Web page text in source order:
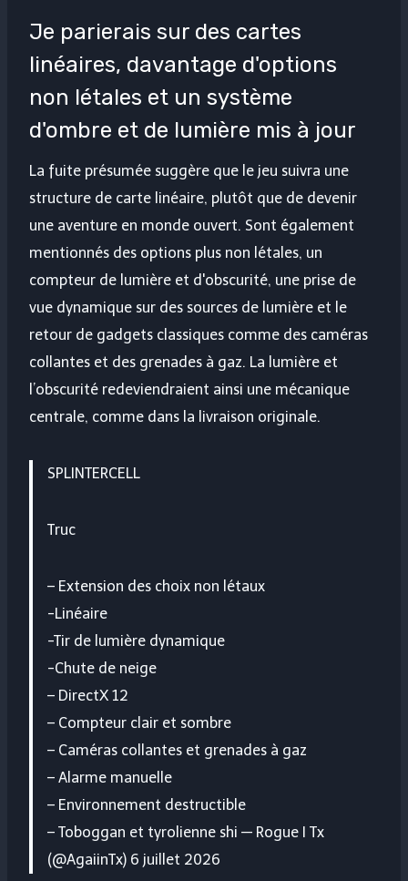
Je parierais sur des cartes
linéaires, davantage d'options
non létales et un système
d'ombre et de lumière mis à jour
La fuite présumée suggère que le jeu suivra une
structure de carte linéaire, plutôt que de devenir
une aventure en monde ouvert. Sont également
mentionnés des options plus non létales, un
compteur de lumière et d'obscurité, une prise de
vue dynamique sur des sources de lumière et le
retour de gadgets classiques comme des caméras
collantes et des grenades à gaz. La lumière et
l’obscurité redeviendraient ainsi une mécanique
centrale, comme dans la livraison originale.
SPLINTERCELL
Truc
– Extension des choix non létaux
-Linéaire
-Tir de lumière dynamique
-Chute de neige
– DirectX 12
– Compteur clair et sombre
– Caméras collantes et grenades à gaz
– Alarme manuelle
– Environnement destructible
– Toboggan et tyrolienne shi — Rogue I Tx
(@AgaiinTx) 6 juillet 2026